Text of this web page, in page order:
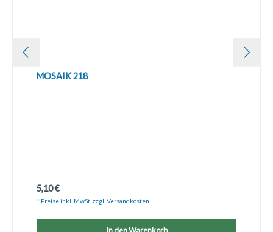
MOSAIK 218
Regulärer Preis:
5,10 €
* Preise inkl. MwSt. zzgl. Versandkosten